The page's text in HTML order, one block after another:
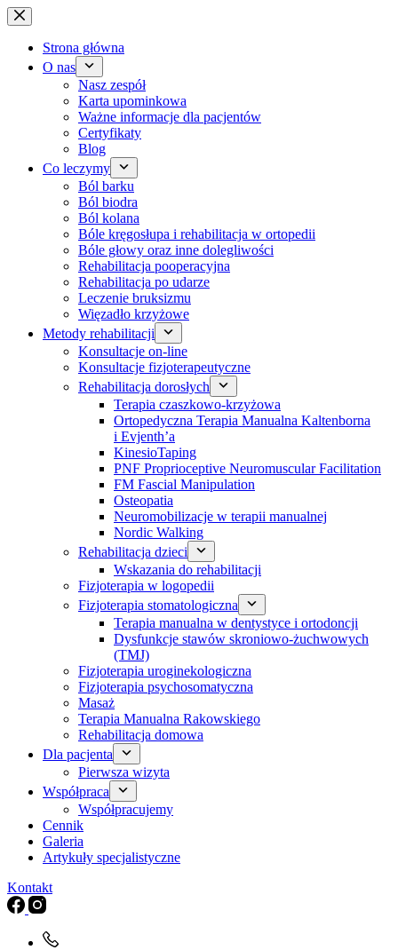
Przejdź
do
treści
Strona główna
O nas
Nasz zespół
Karta upominkowa
Ważne informacje dla pacjentów
Certyfikaty
Blog
Co leczymy
Ból barku
Ból biodra
Ból kolana
Bóle kręgosłupa i rehabilitacja w ortopedii
Bóle głowy oraz inne dolegliwości
Rehabilitacja pooperacyjna
Rehabilitacja po udarze
Leczenie bruksizmu
Więzadło krzyżowe
Metody rehabilitacji
Konsultacje on-line
Konsultacje fizjoterapeutyczne
Rehabilitacja dorosłych
Terapia czaszkowo-krzyżowa
Ortopedyczna Terapia Manualna Kaltenborna
i Evjenth’a
KinesioTaping
PNF Proprioceptive Neuromuscular Facilitation
FM Fascial Manipulation
Osteopatia
Neuromobilizacje w terapii manualnej
Nordic Walking
Rehabilitacja dzieci
Wskazania do rehabilitacji
Fizjoterapia w logopedii
Fizjoterapia stomatologiczna
Terapia manualna w dentystyce i ortodoncji
Dysfunkcje stawów skroniowo-żuchwowych
(TMJ)
Fizjoterapia uroginekologiczna
Fizjoterapia psychosomatyczna
Masaż
Terapia Manualna Rakowskiego
Rehabilitacja domowa
Dla pacjenta
Pierwsza wizyta
Współpraca
Współpracujemy
Cennik
Galeria
Artykuły specjalistyczne
Kontakt